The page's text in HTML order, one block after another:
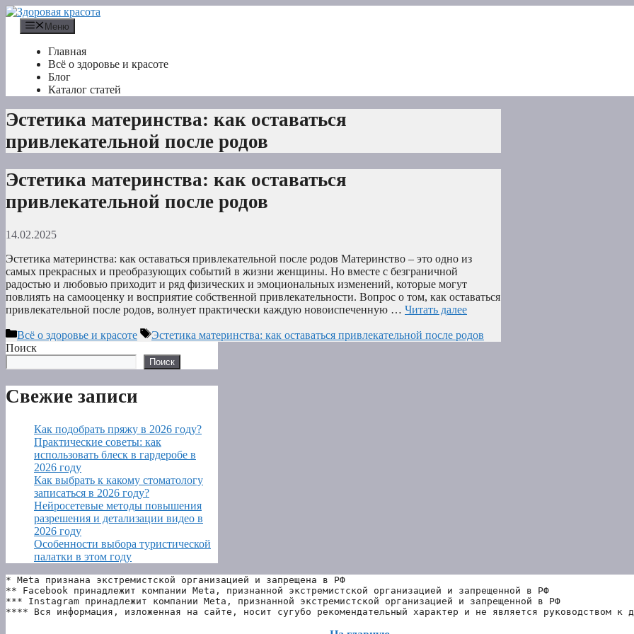
Перейти
содержимому
Меню
Главная
Всё о здоровье и красоте
Блог
Каталог статей
Эстетика материнства: как оставаться
привлекательной после родов
Эстетика материнства: как оставаться
привлекательной после родов
14.02.2025
Эстетика материнства: как оставаться привлекательной после родов Материнство – это одно из
самых прекрасных и преобразующих событий в жизни женщины. Но вместе с безграничной
радостью и любовью приходит и ряд физических и эмоциональных изменений, которые могут
повлиять на самооценку и восприятие собственной привлекательности. Вопрос о том, как оставаться
привлекательной после родов, волнует практически каждую новоиспеченную … Читать далее
Рубрики
Всё о здоровье и красоте Метки
Эстетика материнства: как оставаться привлекательной после родов
Поиск
Поиск
Свежие записи
Как подобрать пряжу в 2026 году?
Практические советы: как
использовать блеск в гардеробе в
2026 году
Как выбрать к какому стоматологу
записаться в 2026 году?
Нейросетевые методы повышения
разрешения и детализации видео в
2026 году
Особенности выбора туристической
палатки в этом году
* Meta признана экстремистской организацией и запрещена в РФ
** Facebook принадлежит компании Meta, признанной экстремистской организацией и запрещенной в РФ
*** Instagram принадлежит компании Meta, признанной экстремистской организацией и запрещенной в РФ
**** Вся информация, изложенная на сайте, носит сугубо рекомендательный характер и не является руководством к